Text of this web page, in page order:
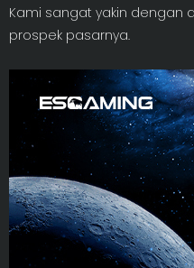
Kami sangat yakin dengan
prospek pasarnya.